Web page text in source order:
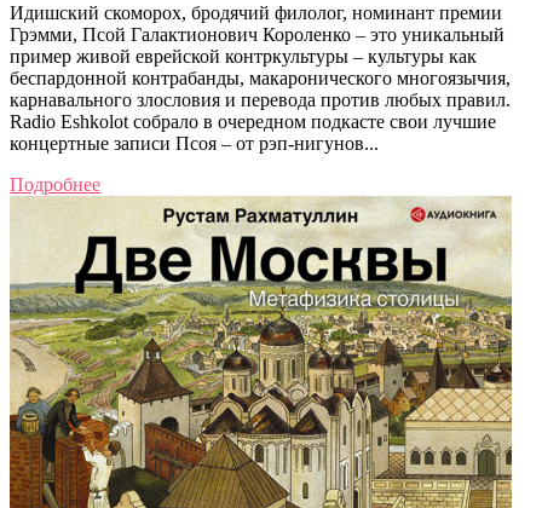
Идишский скоморох, бродячий филолог, номинант премии
Грэмми, Псой Галактионович Короленко – это уникальный
пример живой еврейской контркультуры – культуры как
беспардонной контрабанды, макаронического многоязычия,
карнавального злословия и перевода против любых правил.
Radio Eshkolot собрало в очередном подкасте свои лучшие
концертные записи Псоя – от рэп-нигунов...
Подробнее